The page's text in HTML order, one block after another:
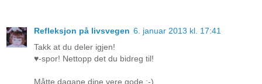
Refleksjon på livsvegen 6. januar 2013 kl. 17:41
Takk at du deler igjen!
♥-spor! Nettopp det du bidreg til!
Måtte dagane dine vere gode :-)